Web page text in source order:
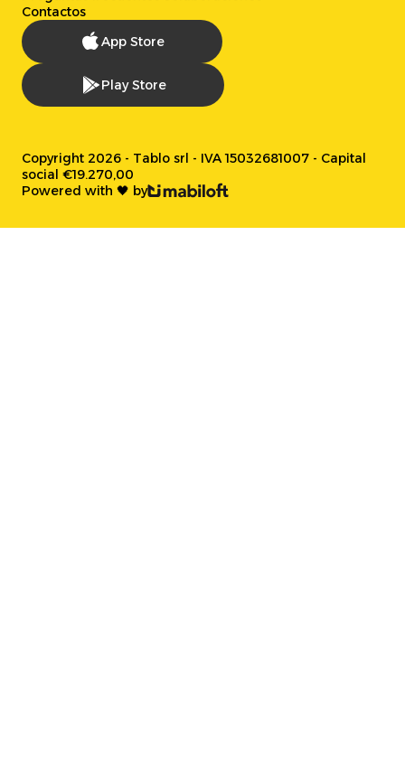
Contactos
App Store
Play Store
Copyright 2026 - Tablo srl - IVA 15032681007 - Capital
social €19.270,00
Powered with 🖤 by